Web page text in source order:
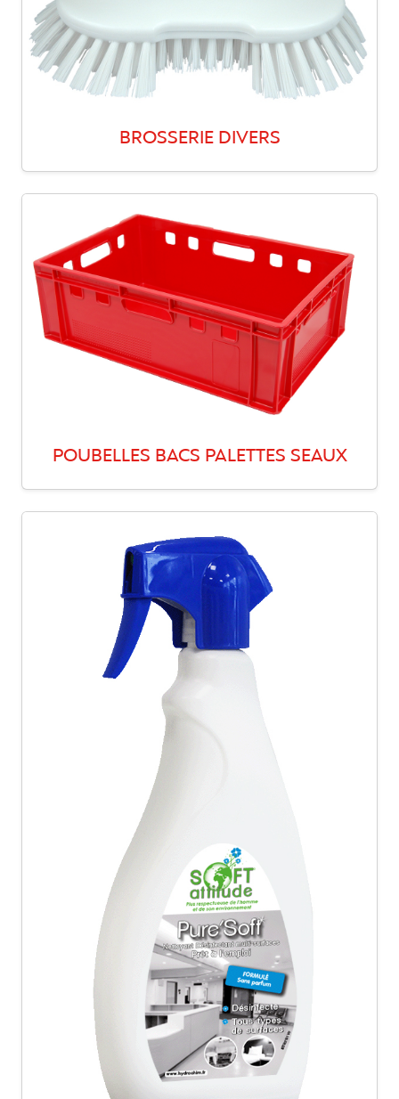
BROSSERIE DIVERS
POUBELLES BACS PALETTES SEAUX